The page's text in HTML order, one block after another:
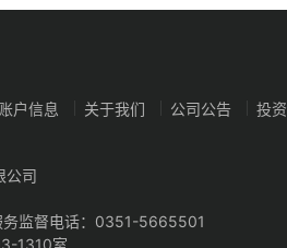
账户信息 关于我们 公司公告 投
公司
监督电话：0351-5665501
1310室